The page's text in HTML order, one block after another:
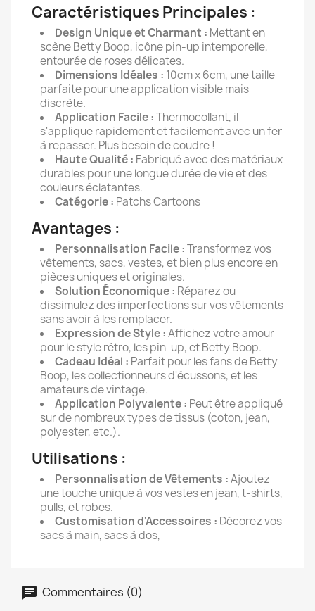
Caractéristiques Principales :
Design Unique et Charmant : Mettant en
scène Betty Boop, icône pin-up intemporelle,
entourée de roses délicates.
Dimensions Idéales : 10cm x 6cm, une taille
parfaite pour une application visible mais
discrète.
Application Facile :Thermocollant, il
s'applique rapidement et facilement avec un fer
à repasser. Plus besoin de coudre !
Haute Qualité : Fabriqué avec des matériaux
durables pour une longue durée de vie et des
couleurs éclatantes.
Catégorie : Patchs Cartoons
Avantages :
Personnalisation Facile :Transformez vos
vêtements, sacs, vestes, et bien plus encore en
pièces uniques et originales.
Solution Économique : Réparez ou
dissimulez des imperfections sur vos vêtements
sans avoir à les remplacer.
Expression de Style :Affichez votre amour
pour le style rétro, les pin-up, et Betty Boop.
Cadeau Idéal : Parfait pour les fans de Betty
Boop, les collectionneurs d'écussons, et les
amateurs de vintage.
Application Polyvalente : Peut être appliqué
sur de nombreux types de tissus (coton, jean,
polyester, etc.).
Utilisations :
Personnalisation de Vêtements :Ajoutez
une touche unique à vos vestes en jean, t-shirts,
pulls, et robes.
Customisation d'Accessoires : Décorez vos
sacs à main, sacs à dos,
Commentaires (0)